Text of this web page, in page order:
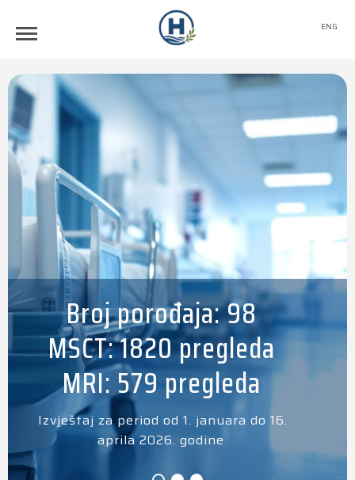
ENG
Broj porođaja: 98
MSCT: 1820 pregleda
MRI: 579 pregleda
Izvještaj za period od 1. januara do 16.
aprila 2026. godine